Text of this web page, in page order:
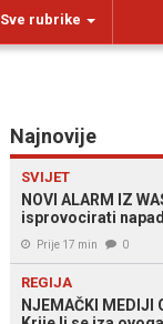
Sve rubrike
Najnovije
SVIJET
NOVI ALARM IZ
isprovocirati
Prije 17 min 0
REGIJA
NJEMAČKI MEDIJI